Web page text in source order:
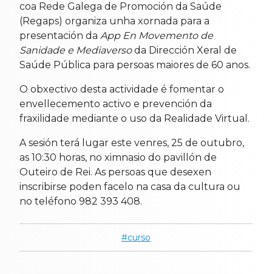
coa Rede Galega de Promoción da Saúde
(Regaps) organiza unha xornada para a
presentación da App En Movemento de
Sanidade e Mediaversoda Dirección Xeral de
Saúde Pública para persoas maiores de 60 anos.
O obxectivo desta actividade é fomentar o
envellecemento activo e prevención da
fraxilidade mediante o uso da Realidade Virtual.
A sesión terá lugar este venres, 25 de outubro,
as 10:30 horas, no ximnasio do pavillón de
Outeiro de Rei. As persoas que desexen
inscribirse poden facelo na casa da cultura ou
no teléfono 982 393 408.
curso